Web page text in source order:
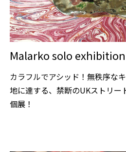
Malarko solo exhibition
カラフルでアシッド！無秩序な
地に達する、禁断のUKストリー
個展！